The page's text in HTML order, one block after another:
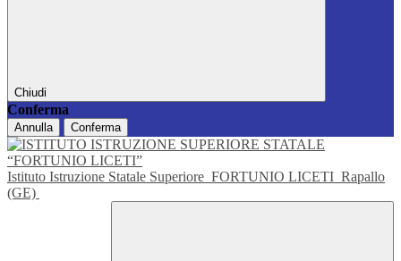
Chiudi
Conferma
Annulla Conferma
Istituto Istruzione Statale Superiore FORTUNIO LICETI Rapallo
(GE)